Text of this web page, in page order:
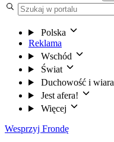
Polska
Reklama
Wschód
Świat
Duchowość i wiara
Jest afera!
Więcej
Wesprzyj Frondę